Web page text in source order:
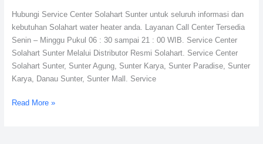
Hubungi Service Center Solahart Sunter untuk seluruh informasi dan
kebutuhan Solahart water heater anda. Layanan Call Center Tersedia
Senin – Minggu Pukul 06 : 30 sampai 21 : 00 WIB. Service Center
Solahart Sunter Melalui Distributor Resmi Solahart. Service Center
Solahart Sunter, Sunter Agung, Sunter Karya, Sunter Paradise, Sunter
Karya, Danau Sunter, Sunter Mall. Service
611-
457
Read More »